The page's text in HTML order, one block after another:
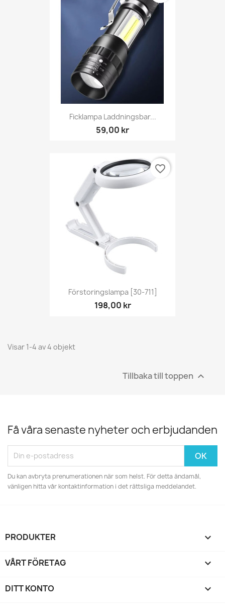
Ficklampa Laddningsbar...
59,00 kr
Förstoringslampa [30-711]
198,00 kr
favorite_border
Visar 1-4 av 4 objekt
Tillbaka till toppen 
Få våra senaste nyheter och erbjudanden
Du kan avbryta prenumerationen när som helst. För detta ändamål,
vänligen hitta vår kontaktinformation i det rättsliga meddelandet.
PRODUKTER 
VÅRT FÖRETAG 
DITT KONTO 